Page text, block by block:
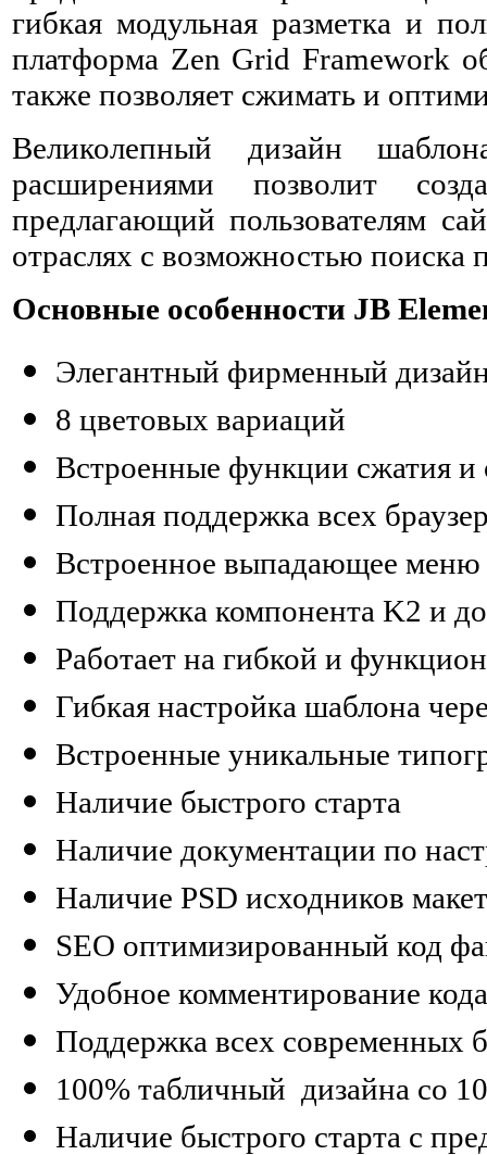
гибкая модульная разметка и
платформа Zen Grid Framework
также позволяет сжимать и
Великолепный дизайн
расширениями позволит
предлагающий пользователям
отраслях с возможностью
Основные особенности JB
Элегантный фирменный
8 цветовых вариаций
Встроенные функции сжатия и
Полная поддержка всех
Встроенное выпадающее меню
Поддержка компонента K2 и
Работает на гибкой и
Гибкая настройка шаблона
Встроенные уникальные
Наличие быстрого старта
Наличие документации по
Наличие PSD исходников
SEO оптимизированный код
Удобное комментирование
Поддержка всех современных
100% табличный дизайна со
Наличие быстрого старта с